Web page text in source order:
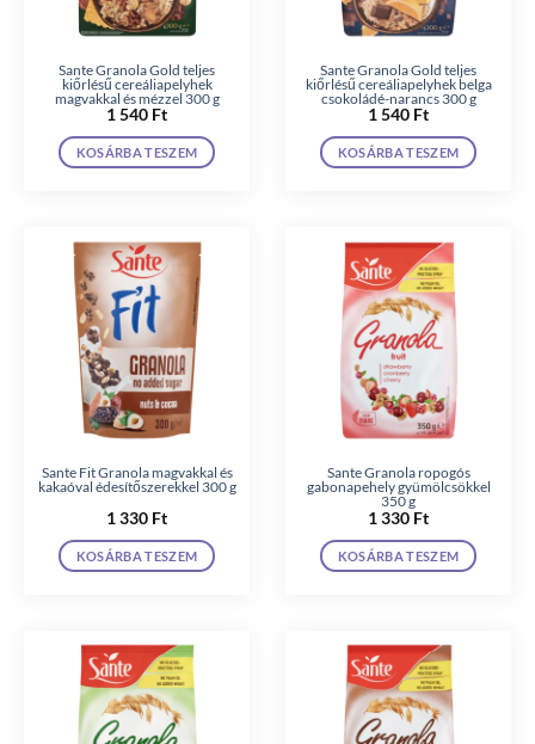
Sante Granola Gold teljes
kiőrlésű cereáliapelyhek
magvakkal és mézzel 300 g
1 540 Ft
KOSÁRBA TESZEM
Sante Granola Gold teljes
kiőrlésű cereáliapelyhek belga
csokoládé-narancs 300 g
1 540 Ft
KOSÁRBA TESZEM
Sante Fit Granola magvakkal és
kakaóval édesítőszerekkel 300 g
1 330 Ft
KOSÁRBA TESZEM
Sante Granola ropogós
gabonapehely gyümölcsökkel
350 g
1 330 Ft
KOSÁRBA TESZEM